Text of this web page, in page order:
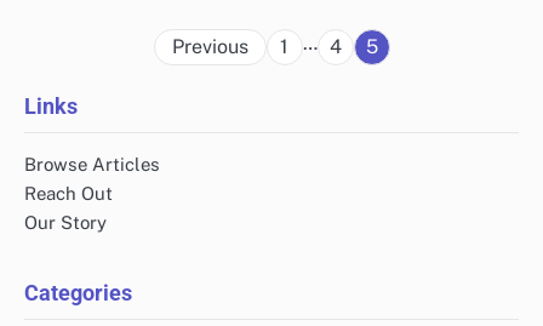
Posts
Previous 1 … 4 5
Links
Browse Articles
Reach Out
Our Story
Categories